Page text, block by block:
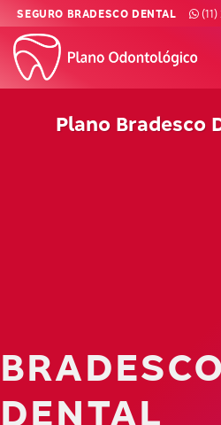
Skip
content
SEGURO BRADESCO DENTAL (11)
Plano Bradesco
BRADESCO
DENTAL